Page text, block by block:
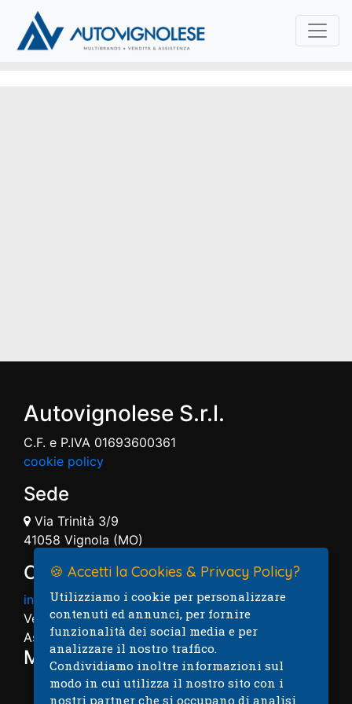
Autovignolese S.r.l.
C.F. e P.IVA 01693600361
cookie policy
Sede
Via Trinità 3/9
41058 Vignola (MO)
Contatti
info@autovignolese.it
Vendita: 059.7574004
Assistenza: 059.7574005
Mappa
🍪 Accetti la Cookies & Privacy Policy?
Utilizziamo i cookie per personalizzare
contenuti ed annunci, per fornire
funzionalità dei social media e per
analizzare il nostro traffico.
Condividiamo inoltre informazioni sul
modo in cui utilizza il nostro sito con i
nostri partner che si occupano di analisi